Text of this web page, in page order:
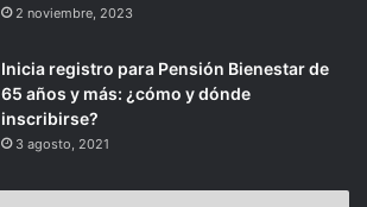
2 noviembre, 2023
Inicia registro para Pensión Bienestar de
65 años y más: ¿cómo y dónde
inscribirse?
3 agosto, 2021